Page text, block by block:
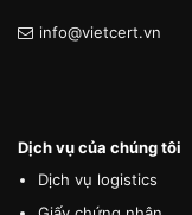
info@vietcert.vn
Dịch vụ của chúng tôi
Dịch vụ logistics